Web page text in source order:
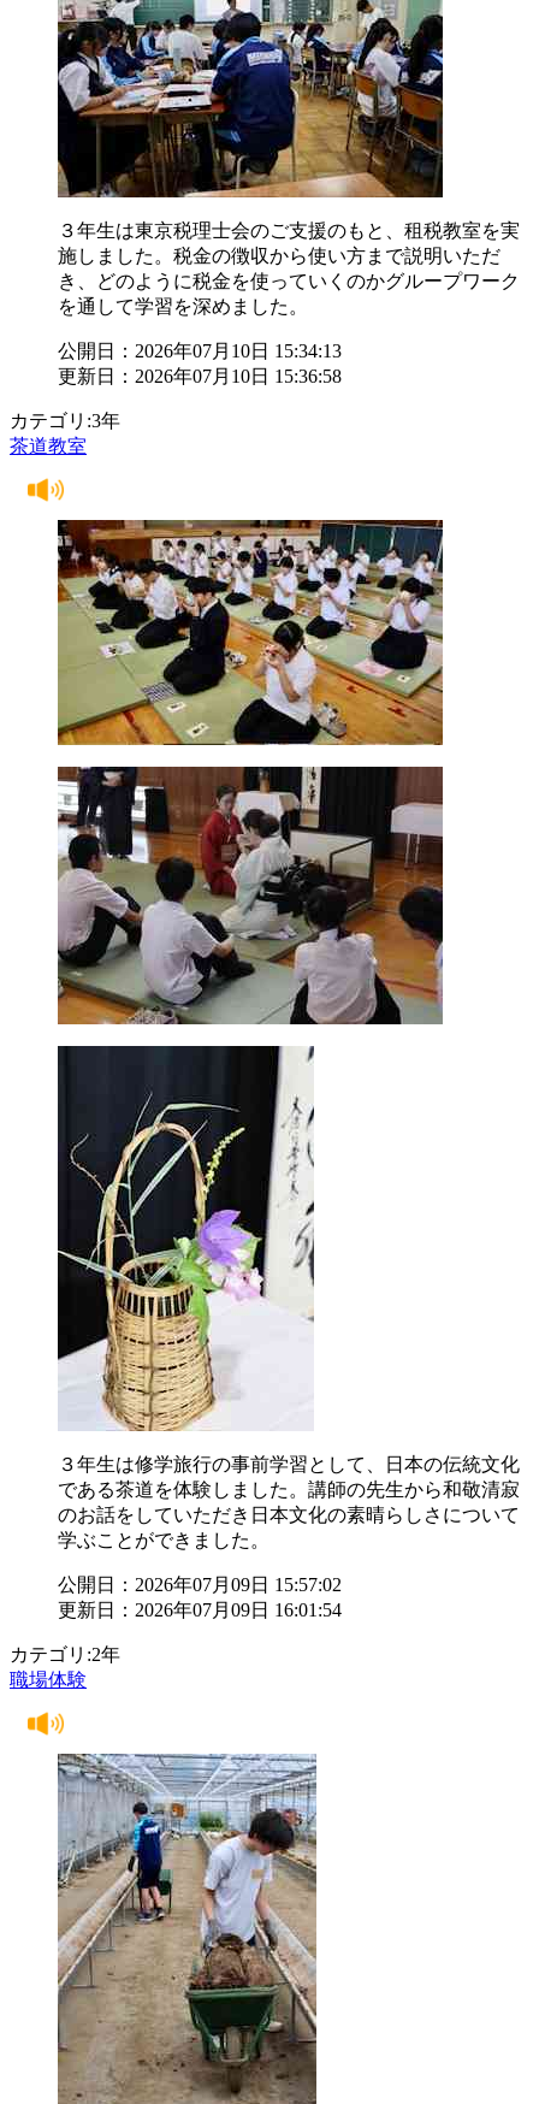
３年生は東京税理士会のご支援のもと、租税教室を実
施しました。税金の徴収から使い方まで説明いただ
き、どのように税金を使っていくのかグループワーク
を通して学習を深めました。
公開日：2026年07月10日 15:34:13
更新日：2026年07月10日 15:36:58
カテゴリ:3年
茶道教室
３年生は修学旅行の事前学習として、日本の伝統文化
である茶道を体験しました。講師の先生から和敬清寂
のお話をしていただき日本文化の素晴らしさについて
学ぶことができました。
公開日：2026年07月09日 15:57:02
更新日：2026年07月09日 16:01:54
カテゴリ:2年
職場体験